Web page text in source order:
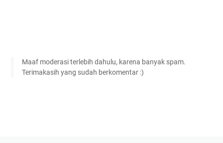
Maaf moderasi terlebih dahulu, karena banyak spam.
Terimakasih yang sudah berkomentar :)